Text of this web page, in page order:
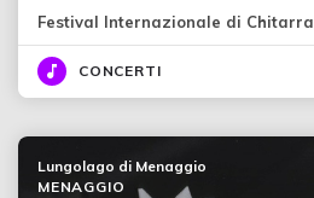
Festival Internazionale di Chitarra
CONCERTI
Lungolago di Menaggio
MENAGGIO